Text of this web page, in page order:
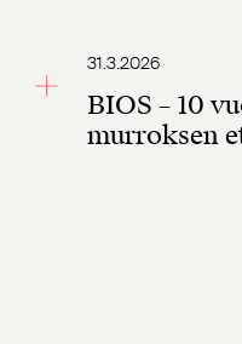
31.3.2026
BIOS – 10
murroksen